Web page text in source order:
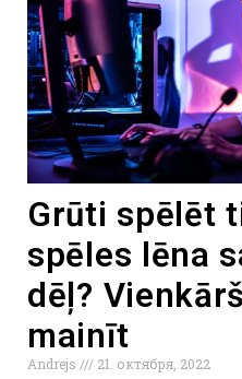
Grūti spēlēt
spēles lēna
dēļ?
mainīt
Andrejs
21. октября, 2022